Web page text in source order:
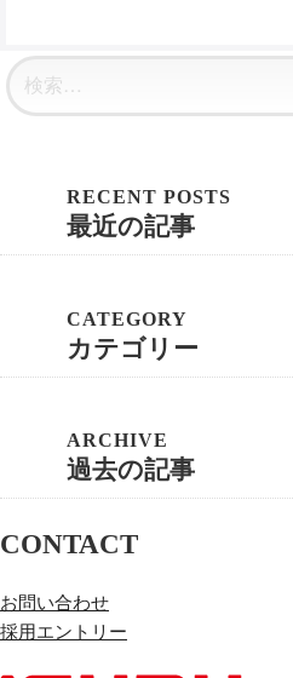
最近の記事
カテゴリー
過去の記事
CONTACT
お問い合わせ
採用エントリー